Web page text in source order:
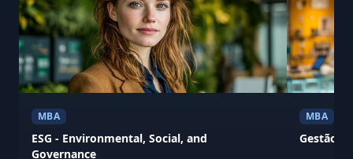
MBA
ESG - Environmental, Social, and
Governance
MBA
Gestão